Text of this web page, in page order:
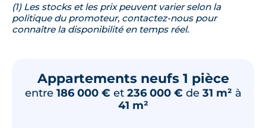
(1) Les stocks et les prix peuvent varier selon la
politique du promoteur, contactez-nous pour
connaître la disponibilité en temps réel.
Appartements neufs 1 pièce
entre 186 000 € et 236 000 € de 31 m² à
41 m²